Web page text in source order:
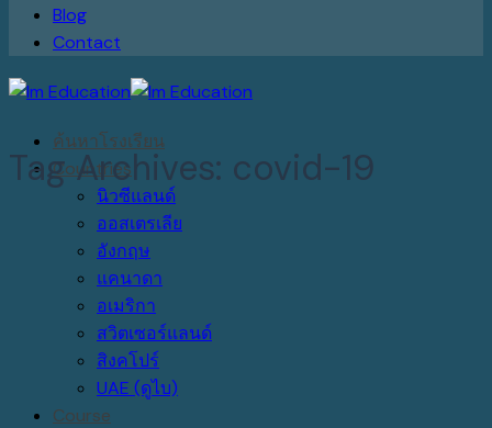
Blog
Contact
ค้นหาโรงเรียน
Countries
นิวซีแลนด์
ออสเตรเลีย
อังกฤษ
แคนาดา
อเมริกา
สวิตเซอร์แลนด์
สิงคโปร์
UAE (ดูไบ)
Course
Tag Archives: covid-19